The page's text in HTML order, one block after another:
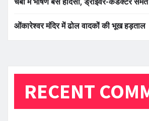
ओंकारेश्वर मंदिर में ढोल वादकों की भूख हड़ताल
RECENT